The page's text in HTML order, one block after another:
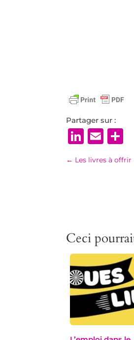
Partager sur :
← Les livres à offrir
Ceci